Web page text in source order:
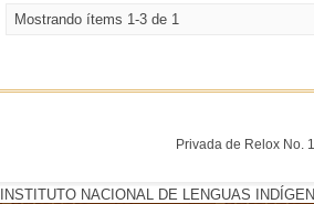
Mostrando ítems 1-3 de 1
Privada de Relox No.
INSTITUTO NACIONAL DE LENGUAS